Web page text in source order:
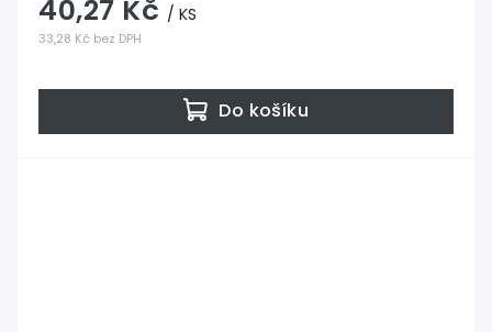
33,28 Kč bez DPH
40,27 Kč / KS
Do košíku